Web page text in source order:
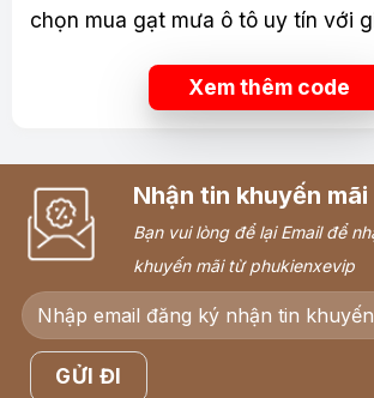
chọn mua gạt mưa ô tô uy tín với
Xem thêm code
Nhận tin khuyến mãi
Bạn vui lòng để lại Email để
khuyến mãi từ phukienxevip